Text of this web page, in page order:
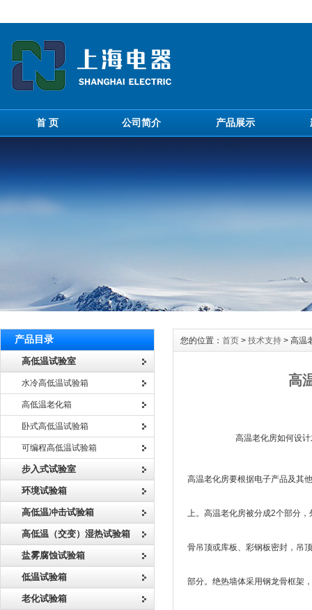
首 页 公司简介 产品展示
产品目录
高低温试验室
水冷高低温试验箱
高低温老化箱
卧式高低温试验箱
可编程高低温试验箱
步入式试验室
环境试验箱
高低温冲击试验箱
高低温（交变）湿热试验箱
盐雾腐蚀试验箱
低温试验箱
老化试验箱
您的位置： 首页 > 技术支持 > 高温
高
高温老化房如何设计才能
高温老化房要根据电子产品及其
上。高温老化房被分成2个部分
骨吊顶或库板、彩钢板密封，吊
部分。绝热墙体采用钢龙骨框架